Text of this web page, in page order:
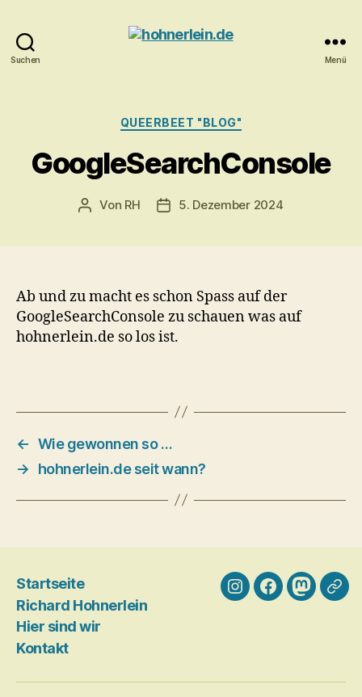
Suchen Menü
Kategorien
QUEERBEET "BLOG"
GoogleSearchConsole
Beitragsautor
Von RH Veröffentlichungsdatum
5. Dezember 2024
Ab und zu macht es schon Spass auf der
GoogleSearchConsole zu schauen was auf
hohnerlein.de so los ist.
← Wie gewonnen so …
→
hohnerlein.de seit wann?
Startseite
Richard Hohnerlein
Hier sind wir
Kontakt
InstagramFacebook